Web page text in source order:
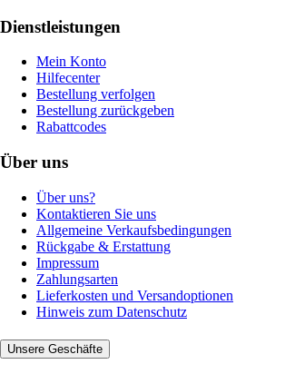
Dienstleistungen
Mein Konto
Hilfecenter
Bestellung verfolgen
Bestellung zurückgeben
Rabattcodes
Über uns
Über uns?
Kontaktieren Sie uns
Allgemeine Verkaufsbedingungen
Rückgabe & Erstattung
Impressum
Zahlungsarten
Lieferkosten und Versandoptionen
Hinweis zum Datenschutz
Unsere Geschäfte